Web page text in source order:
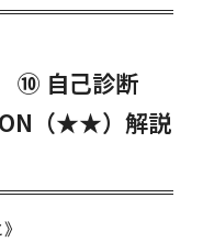
⑩ 自己診断
（★★）解説